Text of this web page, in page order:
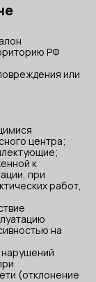
РФ
или
центра;
к
при
работ,
на
(отклонение